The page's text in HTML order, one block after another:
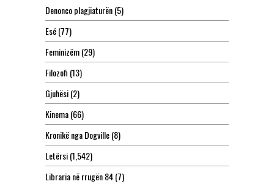
Denonco plagjiaturën(5)
Esé(77)
Feminizëm(29)
Filozofi (13)
Gjuhësi(2)
Kinema(66)
Kronikë nga Dogville(8)
Letërsi(1,542)
Libraria në rrugën 84(7)